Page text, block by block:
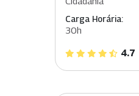
Carga Horária:
30h
4.7